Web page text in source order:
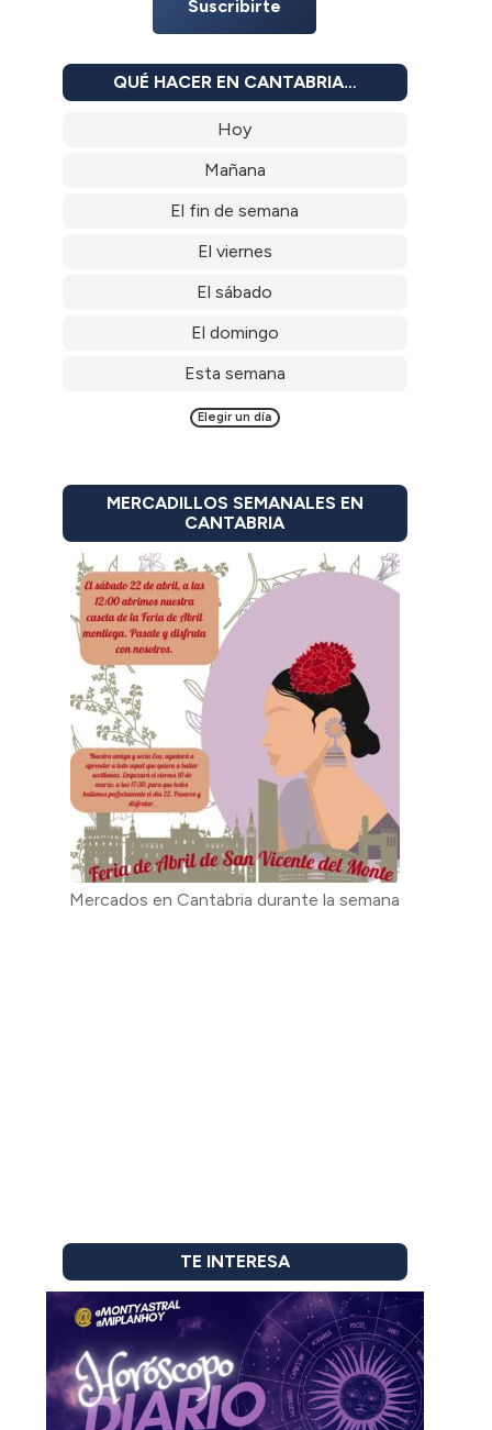
Suscribirte
QUÉ HACER EN CANTABRIA…
Hoy
Mañana
El fin de semana
El viernes
El sábado
El domingo
Esta semana
Elegir un día
MERCADILLOS SEMANALES EN
CANTABRIA
Mercados en Cantabria durante la semana
TE INTERESA